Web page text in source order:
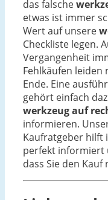
das falsche
etwas ist immer
Wert auf unsere
Checkliste legen.
Vergangenheit
Fehlkäufen leiden
Ende. Eine
gehört einfach
werkzeug auf
informieren.
Kaufratgeber hilft
perfekt informiert
dass Sie den